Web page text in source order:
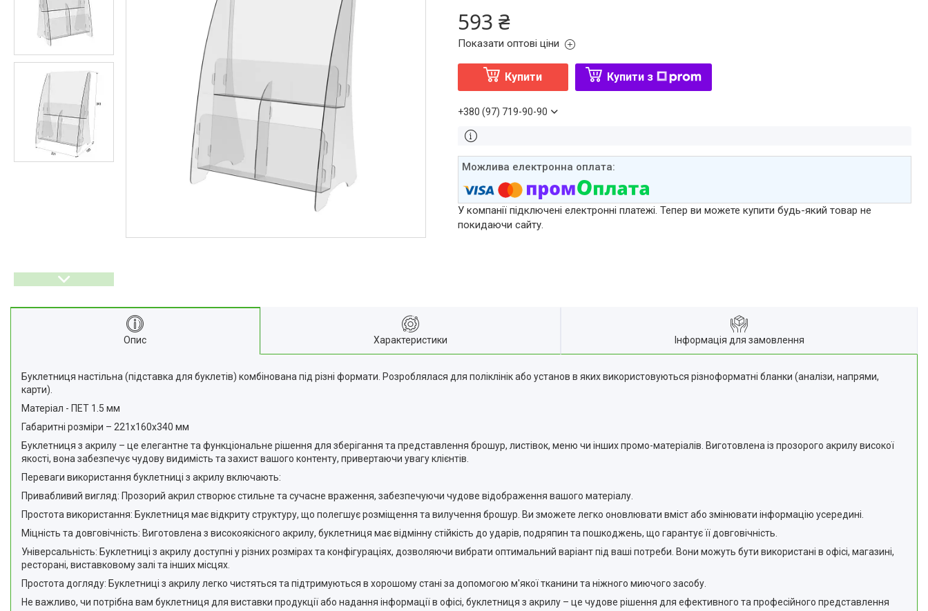
593 ₴
Показати оптові ціни
Купити Купити з
+380 (97) 719-90-90
У компанії підключені електронні платежі. Тепер ви можете купити будь-який товар не
покидаючи сайту.
Опис Характеристики Інформація для замовлення
Буклетниця настільна (підставка для буклетів) комбінована під різні формати. Розроблялася для поліклінік або установ в яких використовуються різноформатні бланки (аналізи, напрями,
карти).
Матеріал - ПЕТ 1.5 мм
Габаритні розміри – 221х160х340 мм
Буклетниця з акрилу – це елегантне та функціональне рішення для зберігання та представлення брошур, листівок, меню чи інших промо-матеріалів. Виготовлена із прозорого акрилу високої
якості, вона забезпечує чудову видимість та захист вашого контенту, привертаючи увагу клієнтів.
Переваги використання буклетниці з акрилу включають:
Привабливий вигляд: Прозорий акрил створює стильне та сучасне враження, забезпечуючи чудове відображення вашого матеріалу.
Простота використання: Буклетниця має відкриту структуру, що полегшує розміщення та вилучення брошур. Ви зможете легко оновлювати вміст або змінювати інформацію усередині.
Міцність та довговічність: Виготовлена з високоякісного акрилу, буклетниця має відмінну стійкість до ударів, подряпин та пошкоджень, що гарантує її довговічність.
Універсальність: Буклетниці з акрилу доступні у різних розмірах та конфігураціях, дозволяючи вибрати оптимальний варіант під ваші потреби. Вони можуть бути використані в офісі, магазині,
ресторані, виставковому залі та інших місцях.
Простота догляду: Буклетниці з акрилу легко чистяться та підтримуються в хорошому стані за допомогою м'якої тканини та ніжного миючого засобу.
Не важливо, чи потрібна вам буклетниця для виставки продукції або надання інформації в офісі, буклетниця з акрилу – це чудове рішення для ефективного та професійного представлення